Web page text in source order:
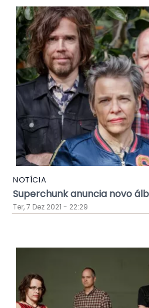
NOTÍCIA
Superchunk anuncia novo
Ter, 7 Dez 2021 - 22:29